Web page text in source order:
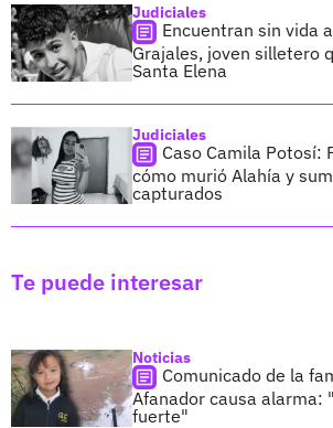
Judiciales
Encuentran sin vida
Grajales, joven silletero
Santa Elena
Judiciales
Caso Camila Potosí:
cómo murió Alahía y
capturados
Te puede interesar
Noticias
Comunicado de la
Afanador causa alarma:
fuerte"